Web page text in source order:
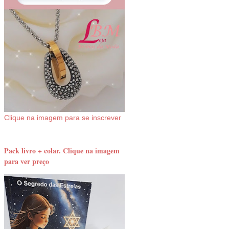
Clique na imagem para se inscrever
Pack livro + colar. Clique na imagem
para ver preço